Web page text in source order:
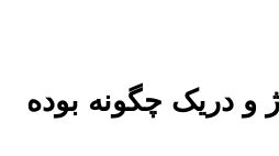
و دریک چگونه بوده